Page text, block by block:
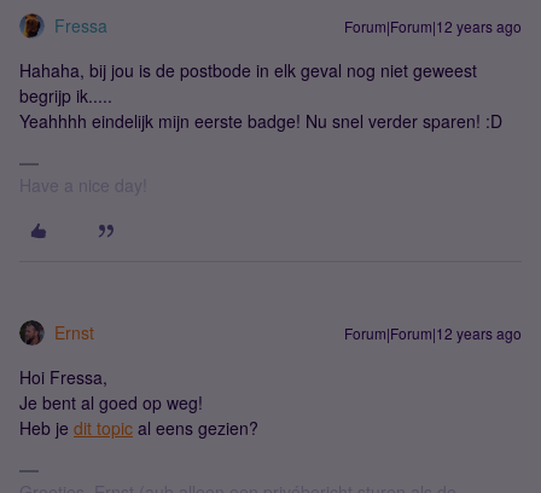
Fressa Forum|Forum|12 years ago
Hahaha, bij jou is de postbode in elk geval nog niet geweest
begrijp ik.....
Yeahhhh eindelijk mijn eerste badge! Nu snel verder sparen! :D
Have a nice day!
Ernst Forum|Forum|12 years ago
Hoi Fressa,
Je bent al goed op weg!
Heb je dit topic al eens gezien?